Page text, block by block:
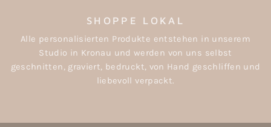
SHOPPE LOKAL
Alle personalisierten Produkte entstehen in unserem
Studio in Kronau und werden von uns selbst
geschnitten, graviert, bedruckt, von Hand geschliffen und
liebevoll verpackt.